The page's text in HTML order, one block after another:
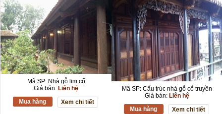
Mã SP: Nhà gỗ lim cổ
Giá bán: Liên hệ
Mua hàng
Xem chi tiết
Mã SP: Cấu trúc nhà gỗ cổ truyền
Giá bán: Liên hệ
Mua hàng
Xem chi tiết